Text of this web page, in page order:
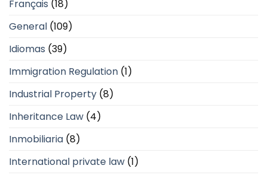
Français (18)
General (109)
Idiomas (39)
Immigration Regulation (1)
Industrial Property (8)
Inheritance Law (4)
Inmobiliaria (8)
International private law (1)